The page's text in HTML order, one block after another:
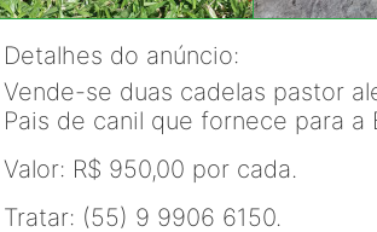
Detalhes do anúncio:
Vende-se duas cadelas pastor
Pais de canil que fornece para a
Valor: R$ 950,00 por cada.
Tratar: (55) 9 9906 6150.